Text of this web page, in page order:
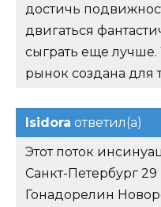
достичь
двигаться
сыграть еще
рынок создана для
Isidora ответил(а)
Этот поток
Санкт-Петербург 29
Гонадорелин